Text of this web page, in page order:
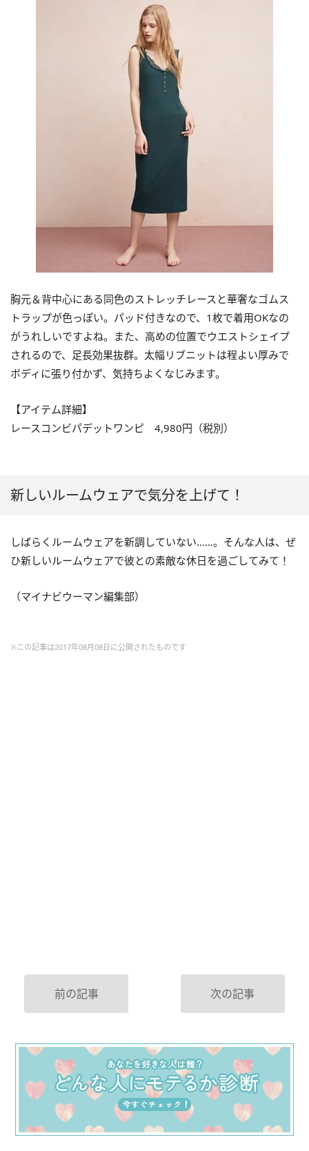
胸元＆背中心にある同色のストレッチレースと華奢なゴムス
トラップが色っぽい。パッド付きなので、1枚で着用OKなの
がうれしいですよね。また、高めの位置でウエストシェイプ
されるので、足長効果抜群。太幅リブニットは程よい厚みで
ボディに張り付かず、気持ちよくなじみます。
【アイテム詳細】
レースコンビパデットワンピ 4,980円（税別）
新しいルームウェアで気分を上げて！
しばらくルームウェアを新調していない……。そんな人は、ぜ
ひ新しいルームウェアで彼との素敵な休日を過ごしてみて！
（マイナビウーマン編集部）
※この記事は2017年08月08日に公開されたものです
前の記事 次の記事